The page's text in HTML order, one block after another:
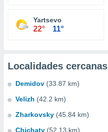
Yartsevo
22° 11°
Localidades cercanas
Demidov (33.87 km)
Velizh (42.2 km)
Zharkovsky (45.84 km)
Chichaty (52.13 km)